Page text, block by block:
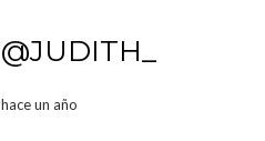
@JUDITH_
hace un año